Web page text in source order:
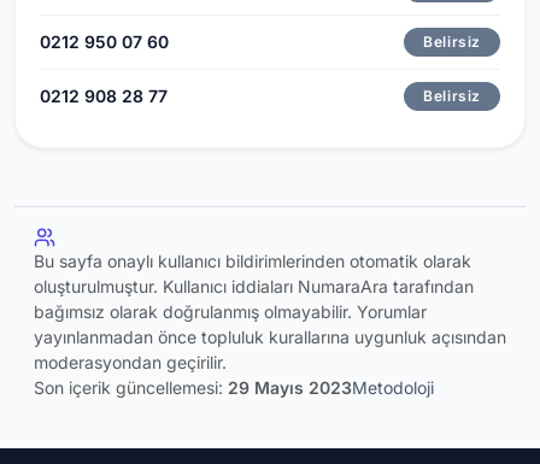
0212 950 07 60 Belirsiz
0212 908 28 77 Belirsiz
Bu sayfa onaylı kullanıcı bildirimlerinden otomatik olarak
oluşturulmuştur. Kullanıcı iddiaları NumaraAra tarafından
bağımsız olarak doğrulanmış olmayabilir. Yorumlar
yayınlanmadan önce topluluk kurallarına uygunluk açısından
moderasyondan geçirilir.
Son içerik güncellemesi: 29 Mayıs 2023Metodoloji